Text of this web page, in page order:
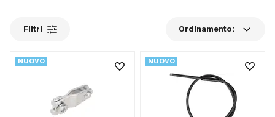
Filtri Ordinamento:
NUOVO NUOVO